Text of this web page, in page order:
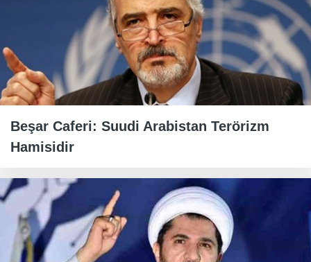
Beşar Caferi: Suudi Arabistan Terörizm
Hamisidir